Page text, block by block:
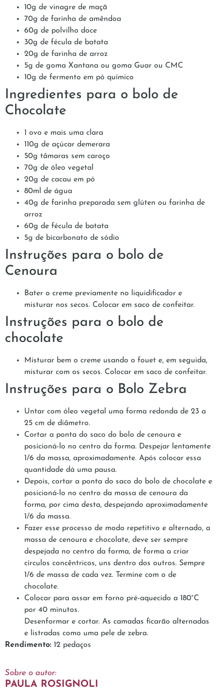
10g de vinagre de maçã
70g de farinha de amêndoa
60g de polvilho doce
30g de fécula de batata
20g de farinha de arroz
5g de goma Xantana ou goma Guar ou CMC
10g de fermento em pó químico
Ingredientes para o bolo de
Chocolate
1 ovo e mais uma clara
110g de açúcar demerara
50g tâmaras sem caroço
70g de óleo vegetal
20g de cacau em pó
80ml de água
40g de farinha preparada sem glúten ou farinha de
arroz
60g de fécula de batata
5g de bicarbonato de sódio
Instruções para o bolo de
Cenoura
Bater o creme previamente no liquidificador e
misturar nos secos. Colocar em saco de confeitar.
Instruções para o bolo de
chocolate
Misturar bem o creme usando o fouet e, em seguida,
misturar com os secos. Colocar em saco de confeitar.
Instruções para o Bolo Zebra
Untar com óleo vegetal uma forma redonda de 23 a
25 cm de diâmetro.
Cortar a ponta do saco do bolo de cenoura e
posicioná-lo no centro da forma. Despejar lentamente
1/6 da massa, aproximadamente. Após colocar essa
quantidade dá uma pausa.
Depois, cortar a ponta do saco do bolo de chocolate e
posicioná-lo no centro da massa de cenoura da
forma, por cima desta, despejando aproximadamente
1/6 da massa.
Fazer esse processo de modo repetitivo e alternado, a
massa de cenoura e chocolate, deve ser sempre
despejada no centro da forma, de forma a criar
círculos concêntricos, uns dentro dos outros. Sempre
1/6 de massa de cada vez. Termine com o de
chocolate.
Colocar para assar em forno pré-aquecido a 180°C
por 40 minutos.
Desenformar e cortar. As camadas ficarão alternadas
e listradas como uma pele de zebra.
Rendimento: 12 pedaços
Sobre o autor:
PAULA ROSIGNOLI